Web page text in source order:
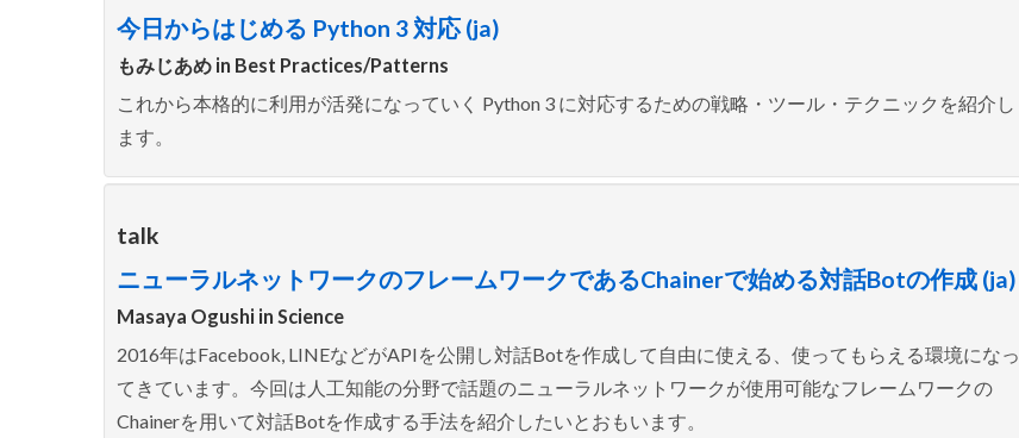
今日からはじめる Python 3 対応 (ja)
もみじあめ in Best Practices/Patterns
これから本格的に利用が活発になっていく Python 3 に対応するための戦略・ツール・テクニックを紹介し
ます。
talk
ニューラルネットワークのフレームワークであるChainerで始める対話Botの作成 (ja)
Masaya Ogushi in Science
2016年はFacebook, LINEなどがAPIを公開し対話Botを作成して自由に使える、使ってもらえる環境になっ
てきています。今回は人工知能の分野で話題のニューラルネットワークが使用可能なフレームワークの
Chainerを用いて対話Botを作成する手法を紹介したいとおもいます。